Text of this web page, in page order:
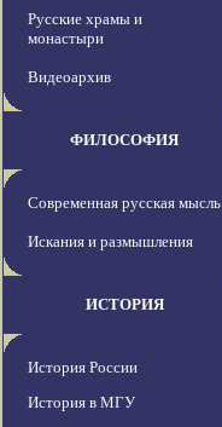
Русские храмы и
монастыри
Видеоархив
ФИЛОСОФИЯ
Современная русская мысль
Искания и размышления
ИСТОРИЯ
История России
История в МГУ